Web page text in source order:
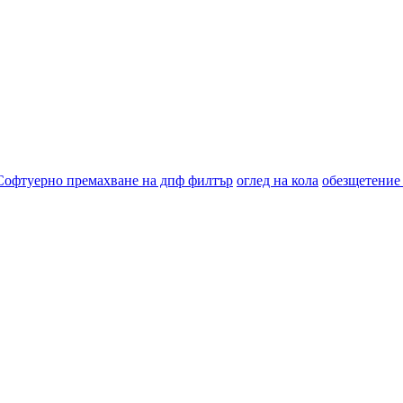
премахване на дпф филтър оглед на кола